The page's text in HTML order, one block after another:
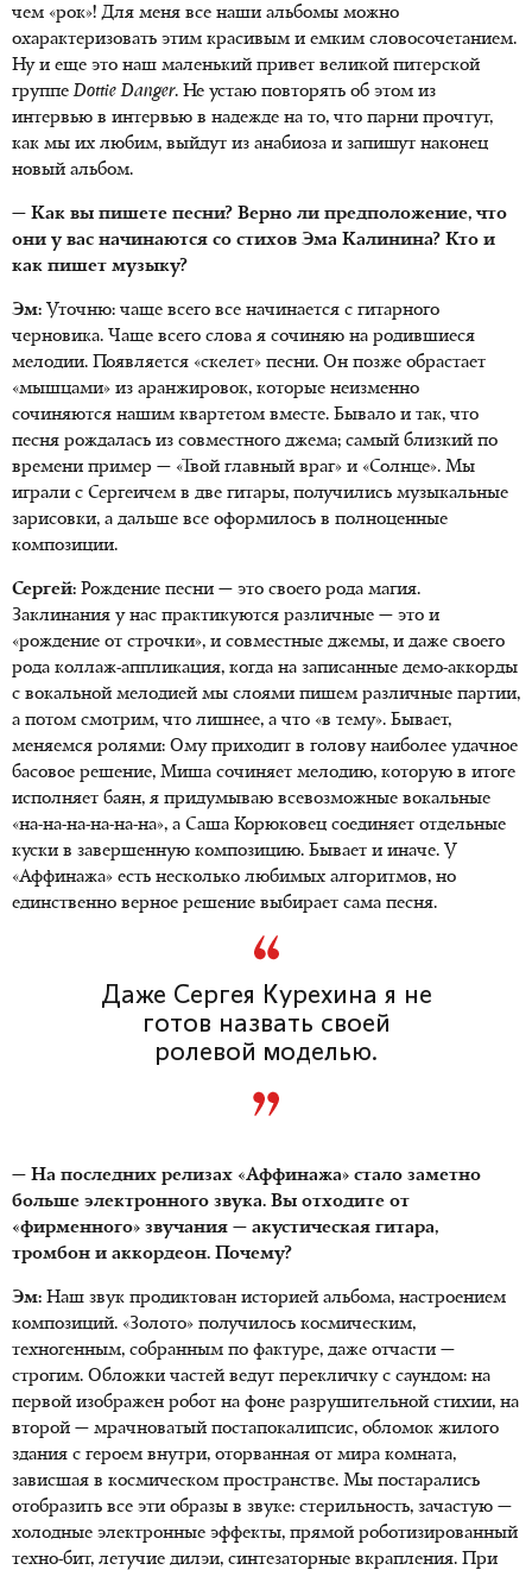
чем «рок»! Для меня все наши альбомы можно
охарактеризовать этим красивым и емким словосочетанием.
Ну и еще это наш маленький привет великой питерской
группеDottie Danger. Не устаю повторять об этом из
интервью в интервью в надежде на то, что парни прочтут,
как мы их любим, выйдут из анабиоза и запишут наконец
новый альбом.
— Как вы пишете песни? Верно ли предположение, что
они у вас начинаются со стихов Эма Калинина? Кто и
как пишет музыку?
Эм: Уточню: чаще всего все начинается с гитарного
черновика. Чаще всего слова я сочиняю на родившиеся
мелодии. Появляется «скелет» песни. Он позже обрастает
«мышцами» из аранжировок, которые неизменно
сочиняются нашим квартетом вместе. Бывало и так, что
песня рождалась из совместного джема; самый близкий по
времени пример — «Твой главный враг» и «Солнце». Мы
играли с Сергеичем в две гитары, получились музыкальные
зарисовки, а дальше все оформилось в полноценные
композиции.
Сергей: Рождение песни — это своего рода магия.
Заклинания у нас практикуются различные — это и
«рождение от строчки», и совместные джемы, и даже своего
рода коллаж-аппликация, когда на записанные демо-аккорды
с вокальной мелодией мы слоями пишем различные партии,
а потом смотрим, что лишнее, а что «в тему». Бывает,
меняемся ролями: Ому приходит в голову наиболее удачное
басовое решение, Миша сочиняет мелодию, которую в итоге
исполняет баян, я придумываю всевозможные вокальные
«на-на-на-на-на-на», а Саша Корюковец соединяет отдельные
куски в завершенную композицию. Бывает и иначе. У
«Аффинажа» есть несколько любимых алгоритмов, но
единственно верное решение выбирает сама песня.
Даже Сергея Курехина я не
готов назвать своей
ролевой моделью.
— На последних релизах «Аффинажа» стало заметно
больше электронного звука. Вы отходите от
«фирменного» звучания — акустическая гитара,
тромбон и аккордеон. Почему?
Эм: Наш звук продиктован историей альбома, настроением
композиций. «Золото» получилось космическим,
техногенным, собранным по фактуре, даже отчасти —
строгим. Обложки частей ведут перекличку с саундом: на
первой изображен робот на фоне разрушительной стихии, на
второй — мрачноватый постапокалипсис, обломок жилого
здания с героем внутри, оторванная от мира комната,
зависшая в космическом пространстве. Мы постарались
отобразить все эти образы в звуке: стерильность, зачастую —
холодные электронные эффекты, прямой роботизированный
техно-бит, летучие дилэи, синтезаторные вкрапления. При